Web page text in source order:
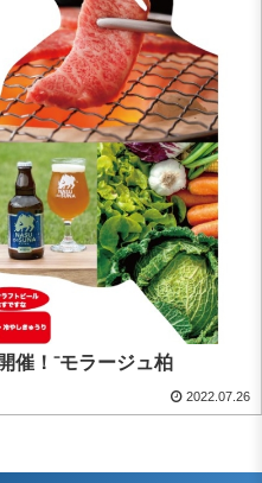
催！⁻モラージュ柏
2022.07.26